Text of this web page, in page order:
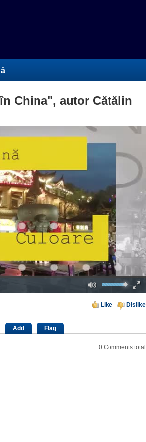
China", autor Cătălin
00:00
Like Dislike
Add Flag
0 Comments total